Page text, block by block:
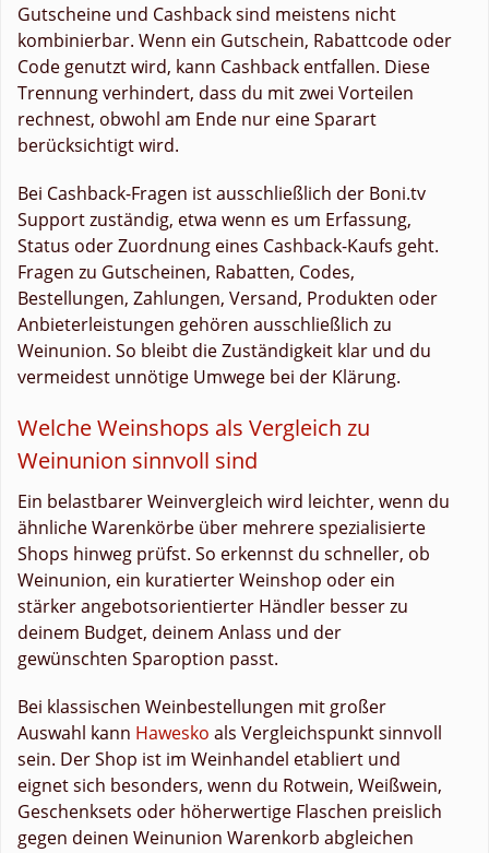
Gutscheine und Cashback sind meistens nicht
kombinierbar. Wenn ein Gutschein, Rabattcode oder
Code genutzt wird, kann Cashback entfallen. Diese
Trennung verhindert, dass du mit zwei Vorteilen
rechnest, obwohl am Ende nur eine Sparart
berücksichtigt wird.
Bei Cashback-Fragen ist ausschließlich der Boni.tv
Support zuständig, etwa wenn es um Erfassung,
Status oder Zuordnung eines Cashback-Kaufs geht.
Fragen zu Gutscheinen, Rabatten, Codes,
Bestellungen, Zahlungen, Versand, Produkten oder
Anbieterleistungen gehören ausschließlich zu
Weinunion. So bleibt die Zuständigkeit klar und du
vermeidest unnötige Umwege bei der Klärung.
Welche Weinshops als Vergleich zu
Weinunion sinnvoll sind
Ein belastbarer Weinvergleich wird leichter, wenn du
ähnliche Warenkörbe über mehrere spezialisierte
Shops hinweg prüfst. So erkennst du schneller, ob
Weinunion, ein kuratierter Weinshop oder ein
stärker angebotsorientierter Händler besser zu
deinem Budget, deinem Anlass und der
gewünschten Sparoption passt.
Bei klassischen Weinbestellungen mit großer
Auswahl kann Hawesko als Vergleichspunkt sinnvoll
sein. Der Shop ist im Weinhandel etabliert und
eignet sich besonders, wenn du Rotwein, Weißwein,
Geschenksets oder höherwertige Flaschen preislich
gegen deinen Weinunion Warenkorb abgleichen